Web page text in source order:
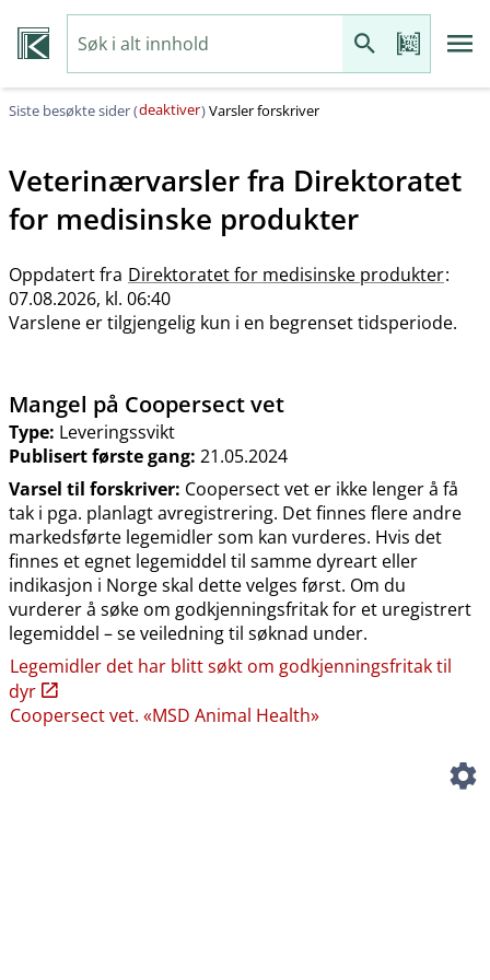
Siste besøkte sider (deaktiver)Varsler forskriver
Veterinærvarsler fra Direktoratet
for medisinske produkter
Oppdatert fra Direktoratet for medisinske produkter:
07.08.2026, kl. 06:40
Varslene er tilgjengelig kun i en begrenset tidsperiode.
Mangel på Coopersect vet
Type: Leveringssvikt
Publisert første gang: 21.05.2024
Varsel til forskriver: Coopersect vet er ikke lenger å få
tak i pga. planlagt avregistrering. Det finnes flere andre
markedsførte legemidler som kan vurderes. Hvis det
finnes et egnet legemiddel til samme dyreart eller
indikasjon i Norge skal dette velges først. Om du
vurderer å søke om godkjenningsfritak for et uregistrert
legemiddel – se veiledning til søknad under.
Legemidler det har blitt søkt om godkjenningsfritak til
dyr
Coopersect vet. «MSD Animal Health»